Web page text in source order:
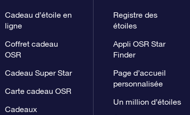
Cadeau d’étoile en
ligne
Coffret cadeau
OSR
Cadeau Super Star
Carte cadeau OSR
Cadeaux
Registre des
étoiles
Appli OSR Star
Finder
Page d’accueil
personnalisée
Un million d’étoiles